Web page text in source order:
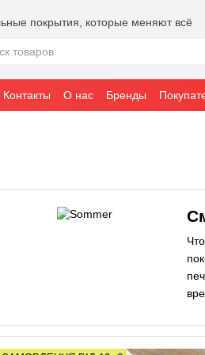
покрытия, которые меняют всё
Контакты О нас Бренды